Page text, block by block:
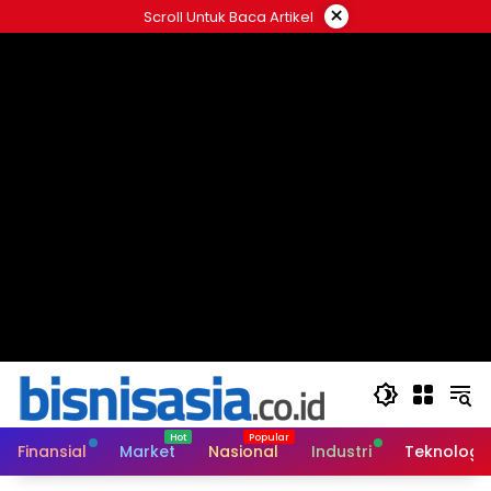
ke
Scroll Untuk Baca Artikel ×
Finansial Market Nasional Industri Teknologi